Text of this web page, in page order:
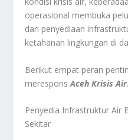
operasional membuka
dari penyediaan
ketahanan lingkungan di
Berikut empat peran
meresponsAceh Krisis Air.
Penyedia Infrastruktur Air
Sekitar